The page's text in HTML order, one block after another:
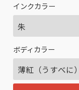
インクカラー
ボディカラー